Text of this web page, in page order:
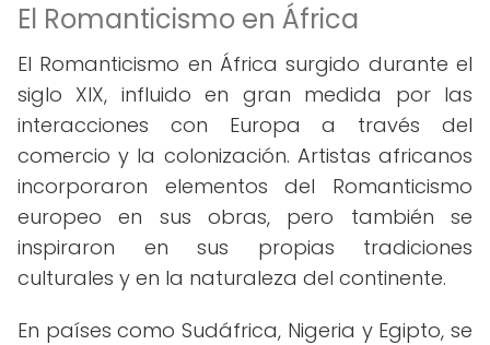
El Romanticismo en África
El Romanticismo en África surgido durante el
siglo XIX, influido en gran medida por las
interacciones con Europa a través del
comercio y la colonización. Artistas africanos
incorporaron elementos del Romanticismo
europeo en sus obras, pero también se
inspiraron en sus propias tradiciones
culturales y en la naturaleza del continente.
En países como Sudáfrica, Nigeria y Egipto, se